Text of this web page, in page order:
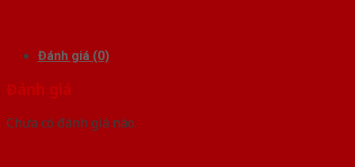
Đánh giá (0)
Đánh giá
Chưa có đánh giá nào.